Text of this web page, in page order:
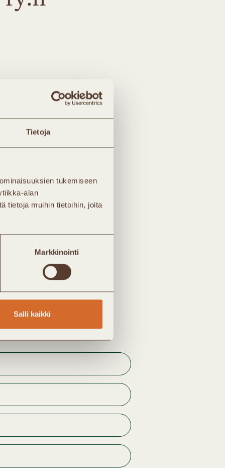
Tietoja
tukemiseen
alan
tietoja muihin tietoihin, joita
Markkinointi
Salli kaikki